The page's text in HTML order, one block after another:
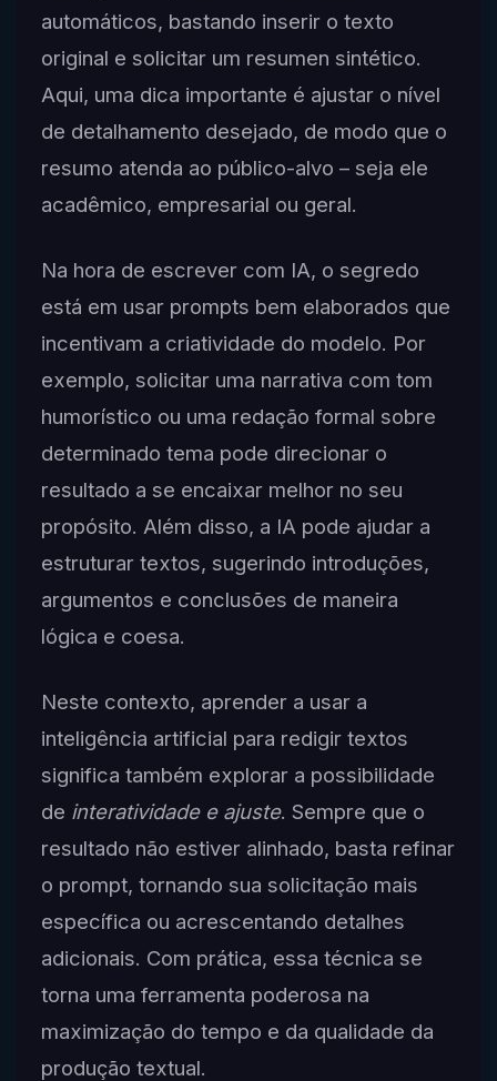
automáticos, bastando inserir o texto
original e solicitar um resumen sintético.
Aqui, uma dica importante é ajustar o nível
de detalhamento desejado, de modo que o
resumo atenda ao público-alvo – seja ele
acadêmico, empresarial ou geral.
Na hora de escrever com IA, o segredo
está em usar prompts bem elaborados que
incentivam a criatividade do modelo. Por
exemplo, solicitar uma narrativa com tom
humorístico ou uma redação formal sobre
determinado tema pode direcionar o
resultado a se encaixar melhor no seu
propósito. Além disso, a IA pode ajudar a
estruturar textos, sugerindo introduções,
argumentos e conclusões de maneira
lógica e coesa.
Neste contexto, aprender a usar a
inteligência artificial para redigir textos
significa também explorar a possibilidade
de interatividade e ajuste. Sempre que o
resultado não estiver alinhado, basta refinar
o prompt, tornando sua solicitação mais
específica ou acrescentando detalhes
adicionais. Com prática, essa técnica se
torna uma ferramenta poderosa na
maximização do tempo e da qualidade da
produção textual.